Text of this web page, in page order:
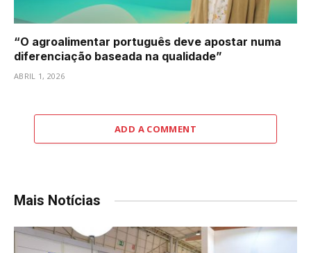
“O agroalimentar português deve apostar numa
diferenciação baseada na qualidade”
ABRIL 1, 2026
ADD A COMMENT
Mais Notícias